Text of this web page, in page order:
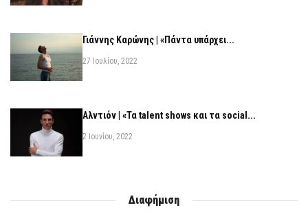
Γιάννης Καρώνης | «Πάντα υπάρχει...
27 Ιουλίου, 2022
Αλντιόν | «Τα talent shows και τα social...
2 Ιουνίου, 2022
Διαφήμιση